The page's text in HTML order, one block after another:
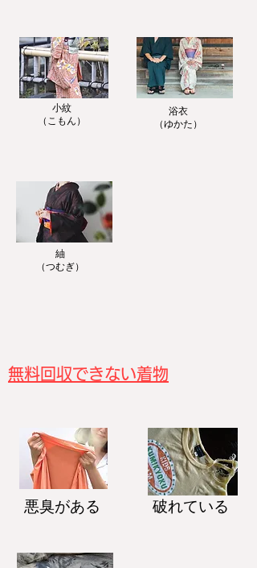
小紋
​（こもん）
浴衣
​（ゆかた）
紬
​（つむぎ）
無料回収できない着物
悪臭がある 破れている